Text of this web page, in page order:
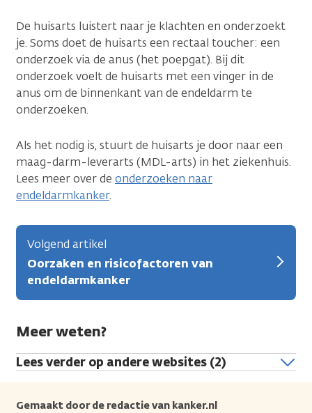
De huisarts luistert naar je klachten en onderzoekt
je. Soms doet de huisarts een rectaal toucher: een
onderzoek via de anus (het poepgat). Bij dit
onderzoek voelt de huisarts met een vinger in de
anus om de binnenkant van de endeldarm te
onderzoeken.
Als het nodig is, stuurt de huisarts je door naar een
maag-darm-leverarts (MDL-arts) in het ziekenhuis.
Lees meer over de onderzoeken naar
endeldarmkanker.
Volgend artikel
Oorzaken en risicofactoren van
endeldarmkanker
Meer weten?
Lees verder op andere websites (2)
Gemaakt door de redactie van kanker.nl